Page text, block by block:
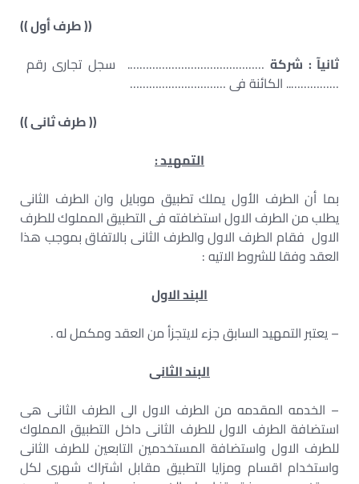
(( طرف أول ))
ثانيآ : شركة ……………………………………. سجل تجارى رقم
…………….. الكائنة فى …………………………
(( طرف ثانى ))
التمهيد :
بما أن الطرف الأول يملك تطبيق موبايل وان الطرف الثانى
يطلب من الطرف الاول استضافته فى التطبيق المملوك للطرف
الاول فقام الطرف الاول والطرف الثانى بالاتفاق بموجب هذا
العقد وفقا للشروط الاتيه :
البند الاول
– يعتبر التمهيد السابق جزء لايتجزأ من العقد ومكمل له .
البند الثانى
– الخدمه المقدمه من الطرف الاول الى الطرف الثانى هى
استضافة الطرف الاول للطرف الثانى داخل التطبيق المملوك
للطرف الاول واستضافة المستخدمين التابعين للطرف الثانى
واستخدام اقسام ومزايا التطبيق مقابل اشتراك شهرى لكل